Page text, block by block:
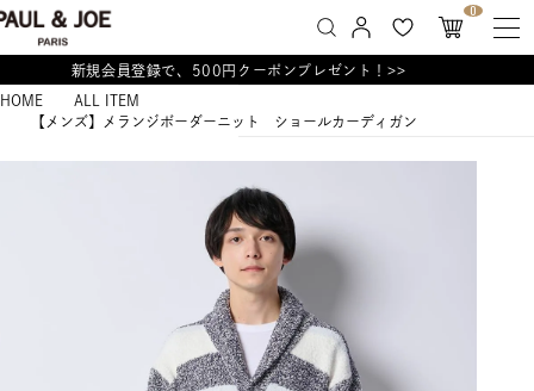
0
新規会員登録で、500円クーポンプレゼント！>>
HOME
ALL ITEM
【メンズ】メランジボーダーニット ショールカーディガン